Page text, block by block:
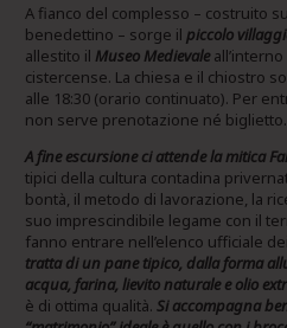
A fianco del complesso – costruito
benedettino – sorge il piccolo
allestito il Museo Medievaleall’interno
cistercense. La chiesa e il chiostro
alle 18:30 (orario continuato). Per
non serve prenotazione né biglietto.
A fine escursione ci attende la mitica
tipici della cultura contadina
bontà, il metodo di lavorazione, la
suo imprescindibile legame con il
fanno entrare nell’elenco ufficiale
tratta di un pane tipico, dalla forma
acqua, farina, lievito naturale e olio
è di ottima qualità. Si accompagna